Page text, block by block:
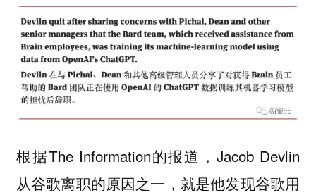
根据The Information的报道，Jacob Devlin
从谷歌离职的原因之一，就是他发现谷歌用